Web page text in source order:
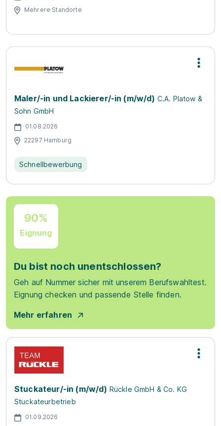
Mehrere Standorte
Maler/-in und Lackierer/-in (m/w/d) C.A. Platow &
Sohn GmbH
01.08.2026
22297 Hamburg
Schnellbewerbung
90%
Eignung
Du bist noch unentschlossen?
Geh auf Nummer sicher mit unserem Berufswahltest.
Eignung checken und passende Stelle finden.
Mehr erfahren
Stuckateur/-in (m/w/d) Rückle GmbH & Co. KG
Stuckateurbetrieb
01.09.2026